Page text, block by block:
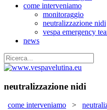
come interveniamo
monitoraggio
neutralizzazione nidi
vespa emergency
news
neutralizzazione nidi
come interveniamo >